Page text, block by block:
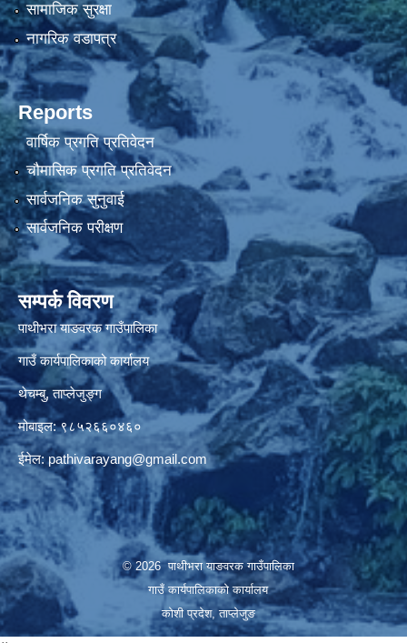
सामाजिक सुरक्षा
नागरिक वडापत्र
Reports
वार्षिक प्रगति प्रतिवेदन
चौमासिक प्रगति प्रतिवेदन
सार्वजनिक सुनुवाई
सार्वजनिक परीक्षण
सम्पर्क विवरण
पाथीभरा याङवरक गाउँपालिका
गाउँ कार्यपालिकाको कार्यालय
थेचम्बु, ताप्लेजुङ्ग
मोबाइल: ९८५२६६०४६०
ईमेल:pathivarayang@gmail.com
© 2026 पाथीभरा याङवरक गाउँपालिका
गाउँ कार्यपालिकाको कार्यालय
कोशी प्रदेश, ताप्लेजुङ